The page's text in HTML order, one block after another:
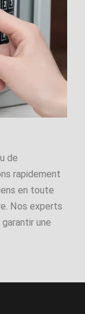
de
rapidement
en toute
Nos experts
une